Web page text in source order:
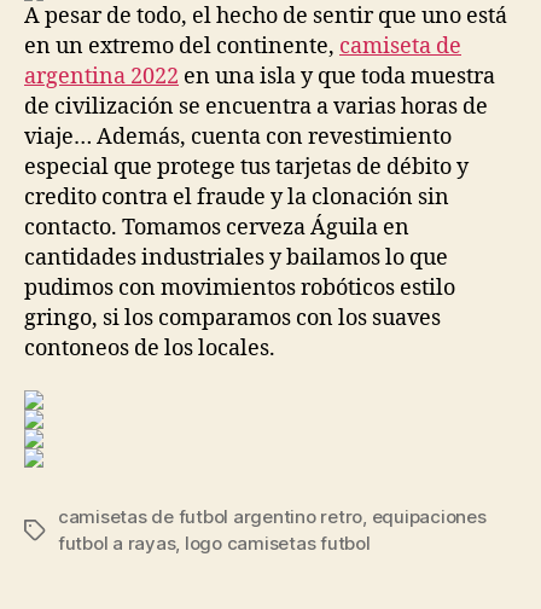
A pesar de todo, el hecho de sentir que uno está
en un extremo del continente, camiseta de
argentina 2022 en una isla y que toda muestra
de civilización se encuentra a varias horas de
viaje… Además, cuenta con revestimiento
especial que protege tus tarjetas de débito y
credito contra el fraude y la clonación sin
contacto. Tomamos cerveza Águila en
cantidades industriales y bailamos lo que
pudimos con movimientos robóticos estilo
gringo, si los comparamos con los suaves
contoneos de los locales.
Etiquetas
camisetas de futbol argentino retro, equipaciones
futbol a rayas, logo camisetas futbol